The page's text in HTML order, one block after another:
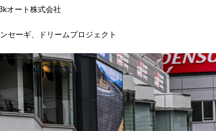
オート株式会社
セーギ、ドリームプロジェクト